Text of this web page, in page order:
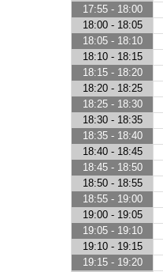
17:55 - 18:00
18:00 - 18:05
18:05 - 18:10
18:10 - 18:15
18:15 - 18:20
18:20 - 18:25
18:25 - 18:30
18:30 - 18:35
18:35 - 18:40
18:40 - 18:45
18:45 - 18:50
18:50 - 18:55
18:55 - 19:00
19:00 - 19:05
19:05 - 19:10
19:10 - 19:15
19:15 - 19:20